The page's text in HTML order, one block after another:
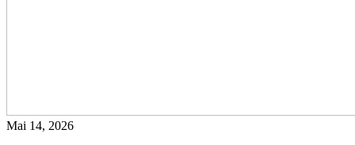
Mai 14, 2026